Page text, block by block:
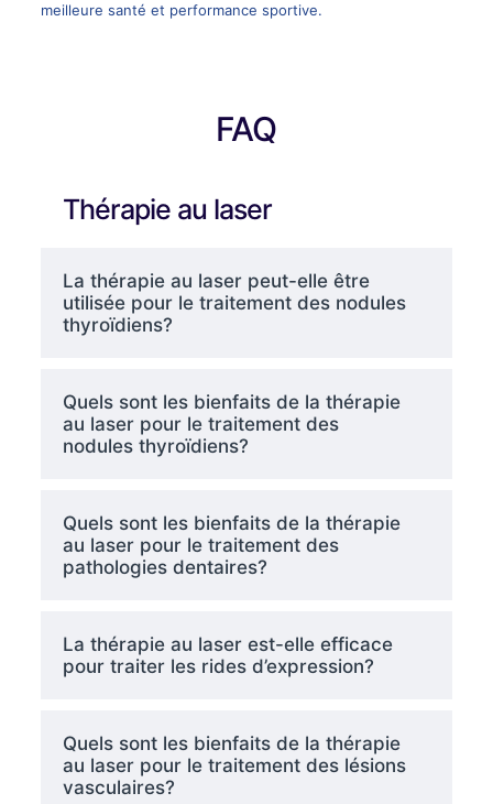
meilleure santé et performance sportive.
FAQ
Thérapie au laser
La thérapie au laser peut-elle être
utilisée pour le traitement des nodules
thyroïdiens?
Quels sont les bienfaits de la thérapie
au laser pour le traitement des
nodules thyroïdiens?
Quels sont les bienfaits de la thérapie
au laser pour le traitement des
pathologies dentaires?
La thérapie au laser est-elle efficace
pour traiter les rides d’expression?
Quels sont les bienfaits de la thérapie
au laser pour le traitement des lésions
vasculaires?